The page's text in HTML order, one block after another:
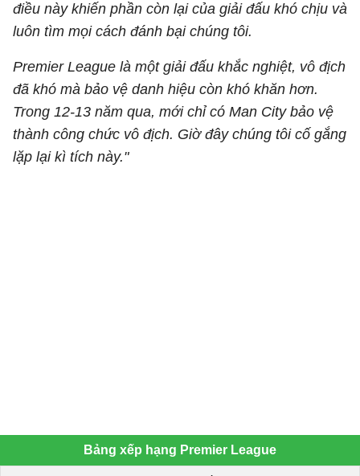
điều này khiến phần còn lại của giải đấu khó chịu và
luôn tìm mọi cách đánh bại chúng tôi.
Premier League là một giải đấu khắc nghiệt, vô địch
đã khó mà bảo vệ danh hiệu còn khó khăn hơn.
Trong 12-13 năm qua, mới chỉ có Man City bảo vệ
thành công chức vô địch. Giờ đây chúng tôi cố gắng
lặp lại kì tích này."